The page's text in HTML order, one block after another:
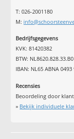
T: 026-2001180
M:
Bedrijfsgegevens
KVK: 81420382
BTW:
IBAN: NL65 ABNA 0493
Recensies
Beoordeling door
» Bekijk individuele